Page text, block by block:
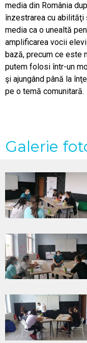
media din România
înzestrarea cu abilităţi
media ca o unealtă
amplificarea vocii
bază, precum ce este
putem folosi într-un
şi ajungând până la
pe o temă comunitară.
Galerie